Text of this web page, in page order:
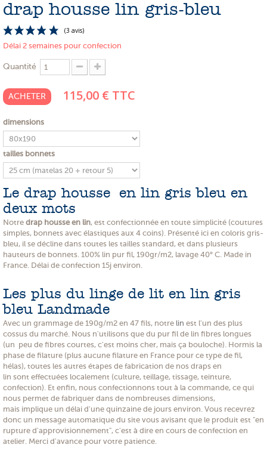
NOS CLIENTS ONT DU TALENT
SLOW E-SHOP
A PROPOS
LE SHOWROOM
drap housse lin gris-bleu
Délai 2 semaines pour confection
Quantité
ACHETER 115,00 € TTC
dimensions
tailles bonnets
Le drap housse en lin gris bleu en
deux mots
Notre drap housse en lin, est confectionnée en toute simplicité (coutures
simples, bonnets avec élastiques aux 4 coins). Présenté ici en coloris gris-
bleu, il se décline dans toutes les tailles standard, et dans plusieurs
hauteurs de bonnets. 100% lin pur fil, 190gr/m2, lavage 40° C. Made in
France. Délai de confection 15j environ.
Les plus du linge de lit en lin gris
bleu Landmade
Avec un grammage de 190g/m2 en 47 fils, notre lin est l'un des plus
cossus du marché. Nous n'utilisons que du pur fil de lin fibres longues
(un peu de fibres courtes, c'est moins cher, mais ça bouloche). Hormis la
phase de filature (plus aucune filature en France pour ce type de fil,
hélas), toutes les autres étapes de fabrication de nos draps en
lin sont effectuées localement (culture, teillage, tissage, teinture,
confection). Et enfin, nous confectionnons tout à la commande, ce qui
nous permet de fabriquer dans de nombreuses dimensions,
mais implique un délai d'une quinzaine de jours environ. Vous recevrez
donc un message automatique du site vous avisant que le produit est "en
rupture d'approvisionnement", c'est à dire en cours de confection en
atelier. Merci d'avance pour votre patience.